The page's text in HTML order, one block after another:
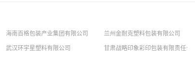
海南百格包装产业集团有限公司 兰州金耐克塑料包装有限公司
武汉环宇星塑料有限公司 甘肃战略印象彩印包装有限责任公司